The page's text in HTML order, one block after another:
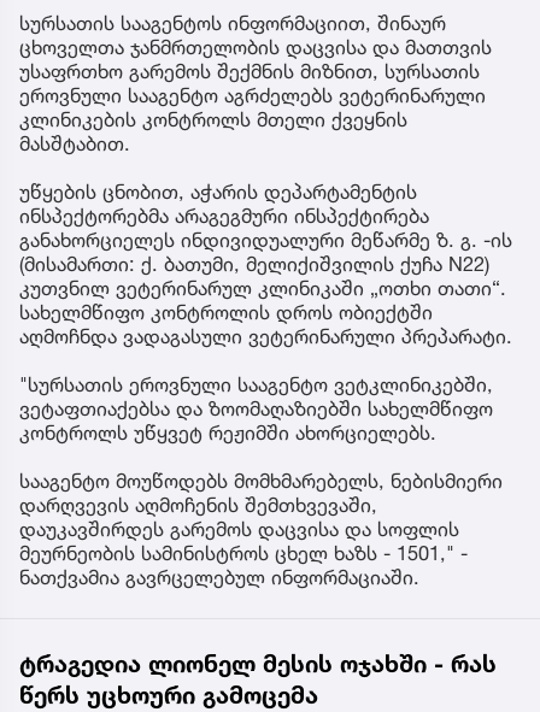
საქმე
სურსათის სააგენტოს ინფორმაციით, შინაურ
ცხოველთა ჯანმრთელობის დაცვისა და მათთვის
უსაფრთხო გარემოს შექმნის მიზნით, სურსათის
ეროვნული სააგენტო აგრძელებს ვეტერინარული
კლინიკების კონტროლს მთელი ქვეყნის
მასშტაბით.
უწყების ცნობით, აჭარის დეპარტამენტის
ინსპექტორებმა არაგეგმური ინსპექტირება
განახორციელეს ინდივიდუალური მეწარმე ზ. გ. -ის
(მისამართი: ქ. ბათუმი, მელიქიშვილის ქუჩა N22)
კუთვნილ ვეტერინარულ კლინიკაში „ოთხი თათი“.
სახელმწიფო კონტროლის დროს ობიექტში
აღმოჩნდა ვადაგასული ვეტერინარული პრეპარატი.
"სურსათის ეროვნული სააგენტო ვეტკლინიკებში,
ვეტაფთიაქებსა და ზოომაღაზიებში სახელმწიფო
კონტროლს უწყვეტ რეჟიმში ახორციელებს.
სააგენტო მოუწოდებს მომხმარებელს, ნებისმიერი
დარღვევის აღმოჩენის შემთხვევაში,
დაუკავშირდეს გარემოს დაცვისა და სოფლის
მეურნეობის სამინისტროს ცხელ ხაზს - 1501," -
ნათქვამია გავრცელებულ ინფორმაციაში.
ტრაგედია ლიონელ მესის ოჯახში - რას
წერს უცხოური გამოცემა